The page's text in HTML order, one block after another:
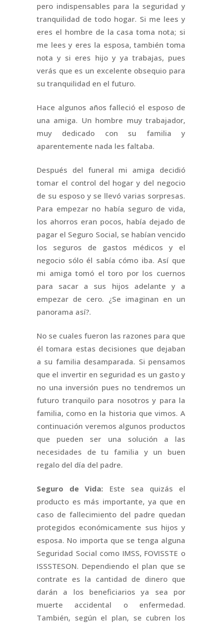
pero indispensables para la seguridad y
tranquilidad de todo hogar. Si me lees y
eres el hombre de la casa toma nota; si
me lees y eres la esposa, también toma
nota y si eres hijo y ya trabajas, pues
verás que es un excelente obsequio para
su tranquilidad en el futuro.
Hace algunos años falleció el esposo de
una amiga. Un hombre muy trabajador,
muy dedicado con su familia y
aparentemente nada les faltaba.
Después del funeral mi amiga decidió
tomar el control del hogar y del negocio
de su esposo y se llevó varias sorpresas.
Para empezar no había seguro de vida,
los ahorros eran pocos, había dejado de
pagar el Seguro Social, se habían vencido
los seguros de gastos médicos y el
negocio sólo él sabía cómo iba. Así que
mi amiga tomó el toro por los cuernos
para sacar a sus hijos adelante y a
empezar de cero. ¿Se imaginan en un
panorama así?.
No se cuales fueron las razones para que
él tomara estas decisiones que dejaban
a su familia desamparada. Si pensamos
que el invertir en seguridad es un gasto y
no una inversión pues no tendremos un
futuro tranquilo para nosotros y para la
familia, como en la historia que vimos. A
continuación veremos algunos productos
que pueden ser una solución a las
necesidades de tu familia y un buen
regalo del día del padre.
Seguro de Vida: Este sea quizás el
producto es más importante, ya que en
caso de fallecimiento del padre quedan
protegidos económicamente sus hijos y
esposa. No importa que se tenga alguna
Seguridad Social como IMSS, FOVISSTE o
ISSSTESON. Dependiendo el plan que se
contrate es la cantidad de dinero que
darán a los beneficiarios ya sea por
muerte accidental o enfermedad.
También, según el plan, se cubren los